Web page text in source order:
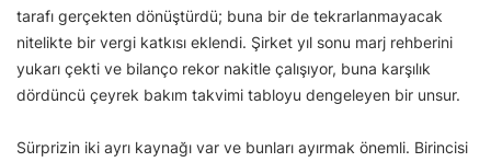
tarafı gerçekten dönüştürdü; buna bir de tekrarlanmayacak
nitelikte bir vergi katkısı eklendi. Şirket yıl sonu marj rehberini
yukarı çekti ve bilanço rekor nakitle çalışıyor, buna karşılık
dördüncü çeyrek bakım takvimi tabloyu dengeleyen bir unsur.
Sürprizin iki ayrı kaynağı var ve bunları ayırmak önemli. Birincisi